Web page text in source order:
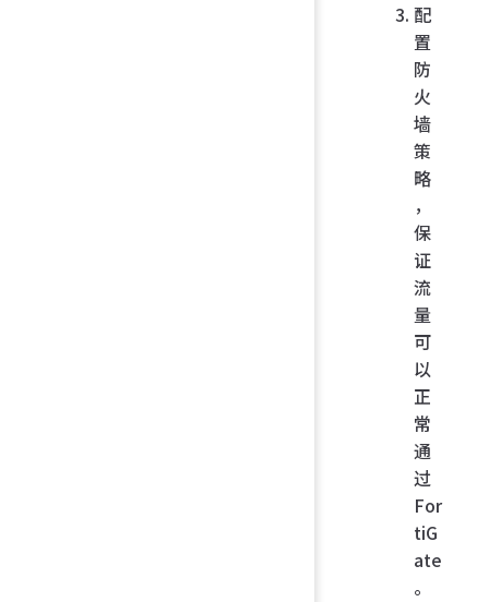
配
置
防
火
墙
策
略
，
保
证
流
量
可
以
正
常
通
过
For
tiG
ate
。